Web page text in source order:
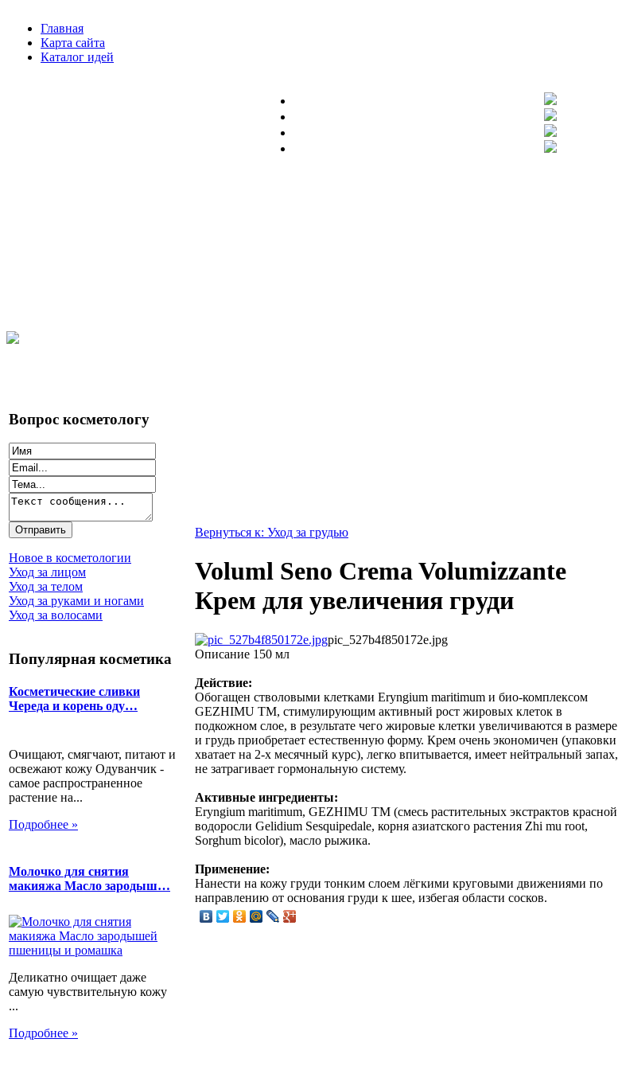
Главная
Карта сайта
Каталог идей
Вопрос косметологу
Новое в косметологии
Уход за лицом
Уход за телом
Уход за руками и ногами
Уход за волосами
Популярная косметика
Косметические сливки
Череда и корень оду…
Очищают, смягчают, питают и
освежают кожу Одуванчик -
самое распространенное
растение на...
Подробнее »
Молочко для снятия
макияжа Масло зародыш…
Деликатно очищает даже
самую чувствительную кожу
...
Подробнее »
Вернуться к: Уход за грудью
Voluml Seno Crema Volumizzante
Крем для увеличения груди
pic_527b4f850172e.jpg
Описание 150 мл
Действие:
Обогащен стволовыми клетками Eryngium maritimum и био-комплексом
GEZHIMU TM, стимулирующим активный рост жировых клеток в
подкожном слое, в результате чего жировые клетки увеличиваются в размере
и грудь приобретает естественную форму. Крем очень экономичен (упаковки
хватает на 2-х месячный курс), легко впитывается, имеет нейтральный запах,
не затрагивает гормональную систему.
Активные ингредиенты:
Eryngium maritimum, GEZHIMU TM (смесь растительных экстрактов красной
водоросли Gelidium Sesquipedale, корня азиатского растения Zhi mu root,
Sorghum bicolor), масло рыжика.
Применение:
Нанести на кожу груди тонким слоем лёгкими круговыми движениями по
направлению от основания груди к шее, избегая области сосков.